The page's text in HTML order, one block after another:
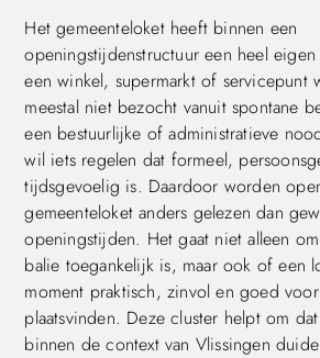
Het gemeenteloket heeft binnen een
openingstijdenstructuur een heel
een winkel, supermarkt of servicepunt
meestal niet bezocht vanuit spontane
een bestuurlijke of administratieve
wil iets regelen dat formeel,
tijdsgevoelig is. Daardoor worden
gemeenteloket anders gelezen dan
openingstijden. Het gaat niet alleen
balie toegankelijk is, maar ook of een
moment praktisch, zinvol en goed
plaatsvinden. Deze cluster helpt om
binnen de context van Vlissingen